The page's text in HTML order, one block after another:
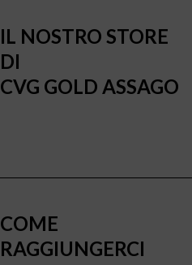
IL NOSTRO STORE
DI
CVG GOLD ASSAGO
COME
RAGGIUNGERCI